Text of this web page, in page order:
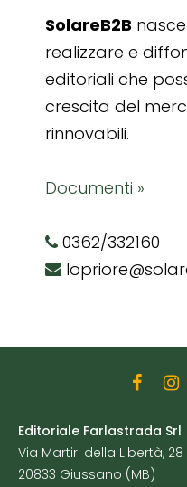
SolareB2B
realizzare e
editoriali che
crescita del
rinnovabili.
Documenti »
0362/332160
Editoriale Farlastrada Srl
Via Martiri della Libertà, 28
20833 Giussano (MB)